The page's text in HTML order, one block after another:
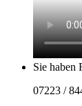
Sie haben
07223 /